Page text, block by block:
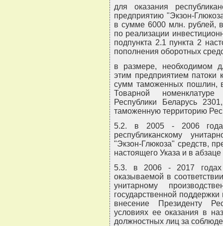
для оказания
предприятию "Экзон-
в сумме 6000 млн. рублей,
по реализации
подпункта 2.1 пункта 2
пополнения оборотных
в размере, необходимом
этим предприятием патоки
сумм таможенных пошлин,
Товарной номенклатуре
Республики Беларусь
таможенную территорию
5.2. в 2005 - 2006 годах
республиканскому
"Экзон-Глюкоза" средств,
настоящего Указа и в
5.3. в 2006 - 2017 годах
оказываемой в
унитарному
государственной
внесение Президенту
условиях ее оказания в
должностных лиц за